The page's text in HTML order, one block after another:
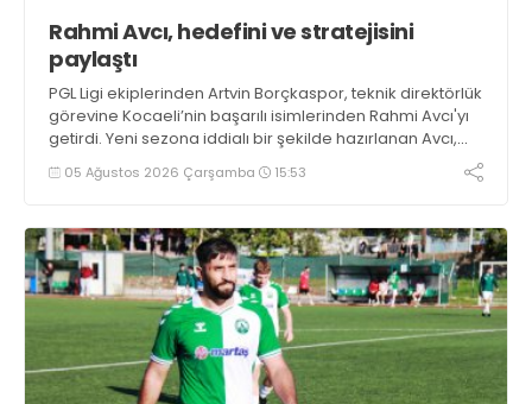
Rahmi Avcı, hedefini ve stratejisini
paylaştı
PGL Ligi ekiplerinden Artvin Borçkaspor, teknik direktörlük
görevine Kocaeli’nin başarılı isimlerinden Rahmi Avcı'yı
getirdi. Yeni sezona iddialı bir şekilde hazırlanan Avcı,
duygularını aktardı.
05 Ağustos 2026 Çarşamba 15:53